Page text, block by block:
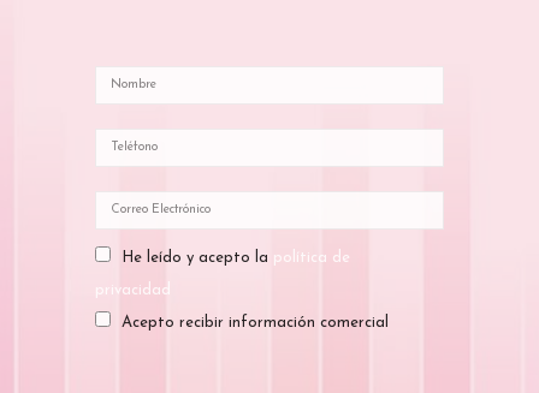
He leído y acepto la política de
privacidad
Acepto recibir información comercial